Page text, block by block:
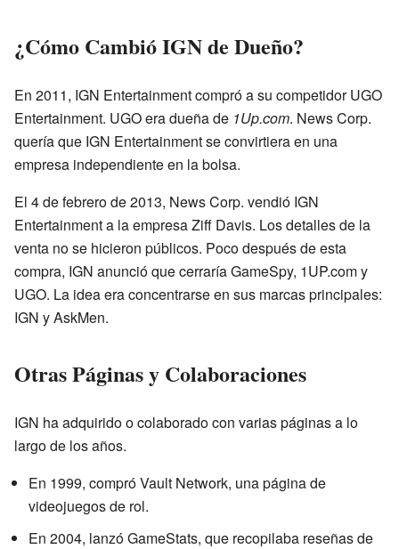
¿Cómo Cambió IGN de Dueño?
En 2011, IGN Entertainment compró a su competidor UGO
Entertainment. UGO era dueña de 1Up.com. News Corp.
quería que IGN Entertainment se convirtiera en una
empresa independiente en la bolsa.
El 4 de febrero de 2013, News Corp. vendió IGN
Entertainment a la empresa Ziff Davis. Los detalles de la
venta no se hicieron públicos. Poco después de esta
compra, IGN anunció que cerraría GameSpy, 1UP.com y
UGO. La idea era concentrarse en sus marcas principales:
IGN y AskMen.
Otras Páginas y Colaboraciones
IGN ha adquirido o colaborado con varias páginas a lo
largo de los años.
En 1999, compró Vault Network, una página de
videojuegos de rol.
En 2004, lanzó GameStats, que recopilaba reseñas de